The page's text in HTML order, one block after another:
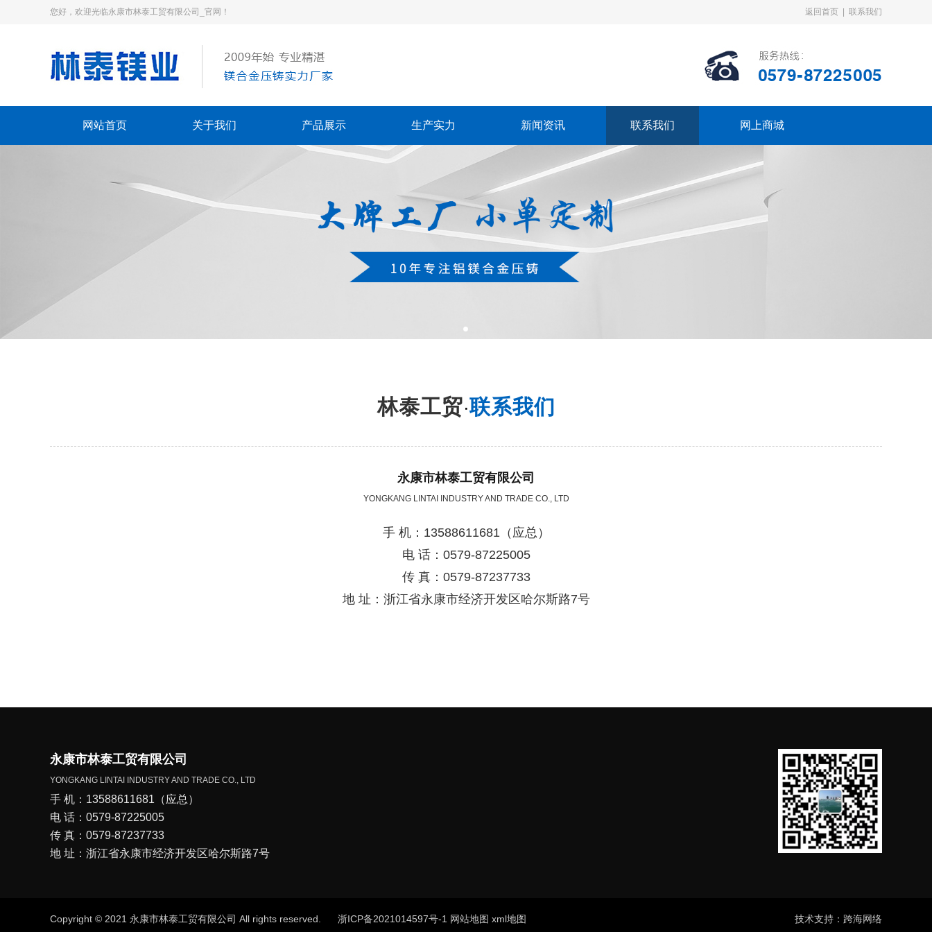
您好，欢迎光临永康市林泰工贸有限公司_官网！ 返回首页 联系我们
网站首页 关于我们 产品展示 生产实力 新闻资讯 联系我们 网上商城
林泰工贸·联系我们
永康市林泰工贸有限公司
YONGKANG LINTAI INDUSTRY AND TRADE CO., LTD
手 机：13588611681（应总）
电 话：0579-87225005
传 真：0579-87237733
地 址：浙江省永康市经济开发区哈尔斯路7号
永康市林泰工贸有限公司
YONGKANG LINTAI INDUSTRY AND TRADE CO., LTD
手 机：13588611681（应总）
电 话：0579-87225005
传 真：0579-87237733
地 址：浙江省永康市经济开发区哈尔斯路7号
Copyright © 2021 永康市林泰工贸有限公司 All rights reserved. 浙ICP备2021014597号-1 网站地图 xml地图 技术支持：跨海网络